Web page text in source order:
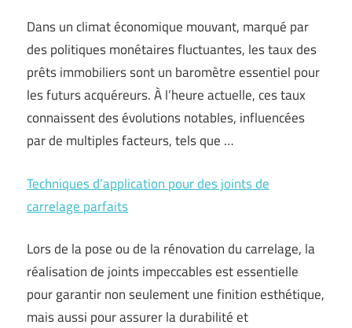
Dans un climat économique mouvant, marqué par
des politiques monétaires fluctuantes, les taux des
prêts immobiliers sont un baromètre essentiel pour
les futurs acquéreurs. À l’heure actuelle, ces taux
connaissent des évolutions notables, influencées
par de multiples facteurs, tels que …
Techniques d’application pour des joints de
carrelage parfaits
Lors de la pose ou de la rénovation du carrelage, la
réalisation de joints impeccables est essentielle
pour garantir non seulement une finition esthétique,
mais aussi pour assurer la durabilité et